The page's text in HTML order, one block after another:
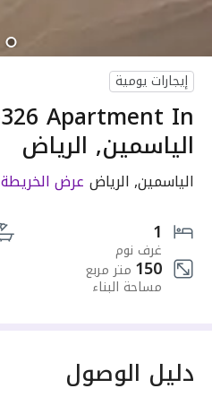
إيجارات يومية
الياسمين, الرياض
الياسمين, الرياض عرض الخريطة
1
غرف نوم
150 متر مربع
مساحة البناء
دليل الوصول